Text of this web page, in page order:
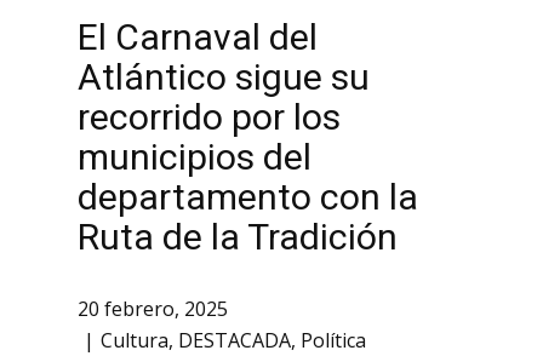
El Carnaval del
Atlántico sigue su
recorrido por los
municipios del
departamento con la
Ruta de la Tradición
20 febrero, 2025
Cultura, DESTACADA, Política